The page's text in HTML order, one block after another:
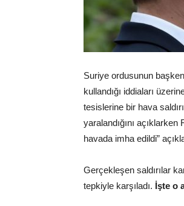
Suriye ordusunun
kullandığı iddiaları
tesislerine bir hava
yaralandığını
havada imha edildi”
Gerçekleşen saldırılar
tepkiyle karşıladı. İşte o